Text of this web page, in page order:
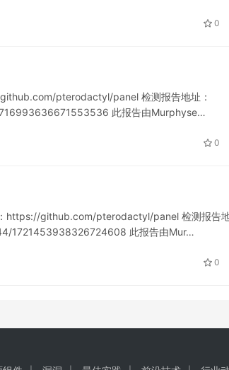
0
pterodactyl/panel 检测报告地址：
此报告由Murphyse…
0
https://github.com/pterodactyl/panel 检测报告
1721453938326724608 此报告由Mur…
0